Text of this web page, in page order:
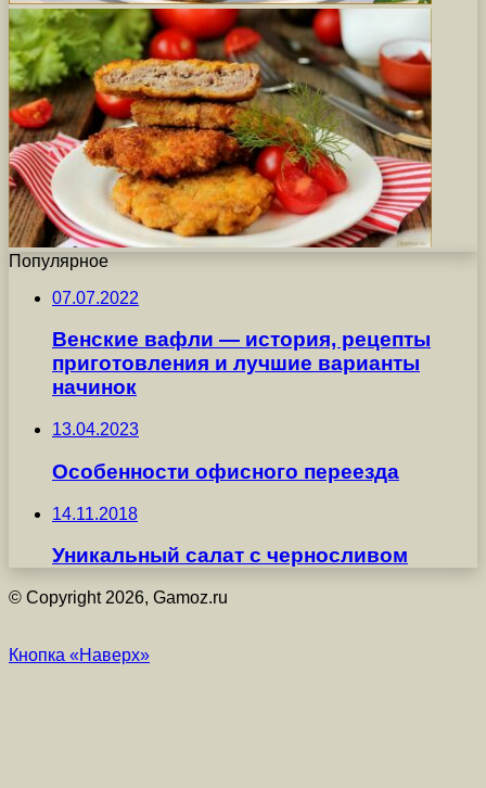
Популярное
07.07.2022
Венские вафли — история, рецепты
приготовления и лучшие варианты
начинок
13.04.2023
Особенности офисного переезда
14.11.2018
Уникальный салат с черносливом
© Copyright 2026, Gamoz.ru
Кнопка «Наверх»